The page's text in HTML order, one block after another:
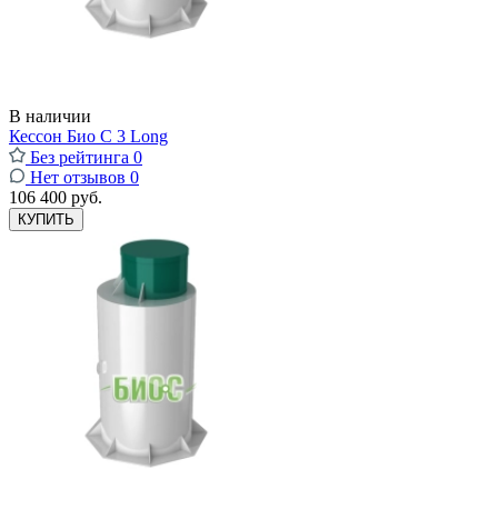
В наличии
Кессон Био С 3 Long
Без рейтинга 0
Нет отзывов 0
106 400 руб.
КУПИТЬ